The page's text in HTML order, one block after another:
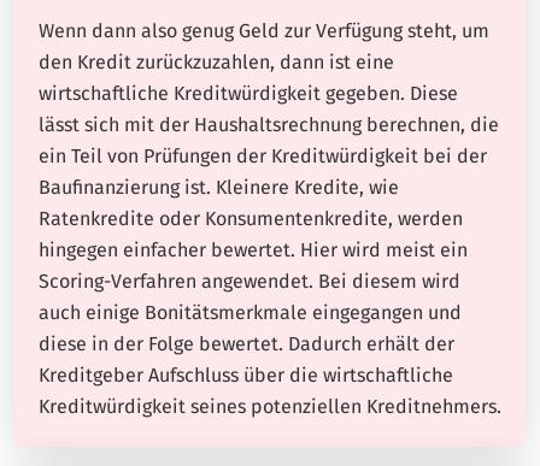
Wenn dann also genug Geld zur Verfügung steht, um
den Kredit zurückzuzahlen, dann ist eine
wirtschaftliche Kreditwürdigkeit gegeben. Diese
lässt sich mit der Haushaltsrechnung berechnen, die
ein Teil von Prüfungen der Kreditwürdigkeit bei der
Baufinanzierung ist. Kleinere Kredite, wie
Ratenkredite oder Konsumentenkredite, werden
hingegen einfacher bewertet. Hier wird meist ein
Scoring-Verfahren angewendet. Bei diesem wird
auch einige Bonitätsmerkmale eingegangen und
diese in der Folge bewertet. Dadurch erhält der
Kreditgeber Aufschluss über die wirtschaftliche
Kreditwürdigkeit seines potenziellen Kreditnehmers.